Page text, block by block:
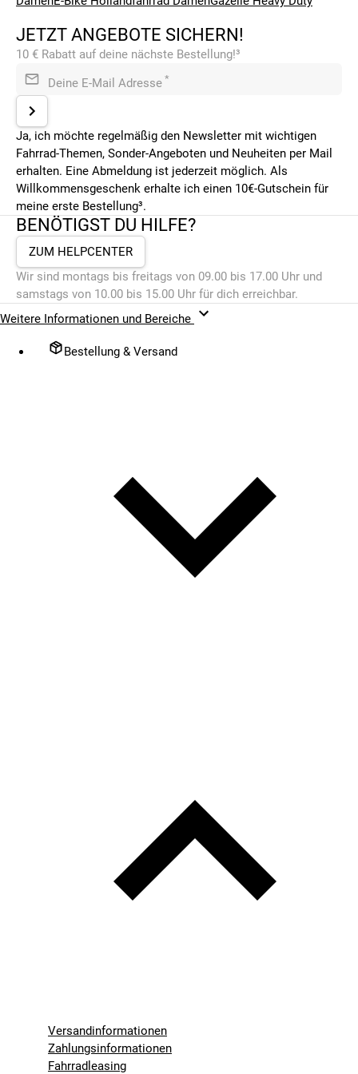
JETZT ANGEBOTE SICHERN!
10 € Rabatt auf deine nächste Bestellung!³
Deine E-Mail Adresse *
Ja, ich möchte regelmäßig den Newsletter mit wichtigen
Fahrrad-Themen, Sonder-Angeboten und Neuheiten per Mail
erhalten. Eine Abmeldung ist jederzeit möglich. Als
Willkommensgeschenk erhalte ich einen 10€-Gutschein für
meine erste Bestellung³.
BENÖTIGST DU HILFE?
ZUM HELPCENTER
Wir sind montags bis freitags von 09.00 bis 17.00 Uhr und
samstags von 10.00 bis 15.00 Uhr für dich erreichbar.
Weitere Informationen und Bereiche
Bestellung & Versand
Versandinformationen
Zahlungsinformationen
Fahrradleasing